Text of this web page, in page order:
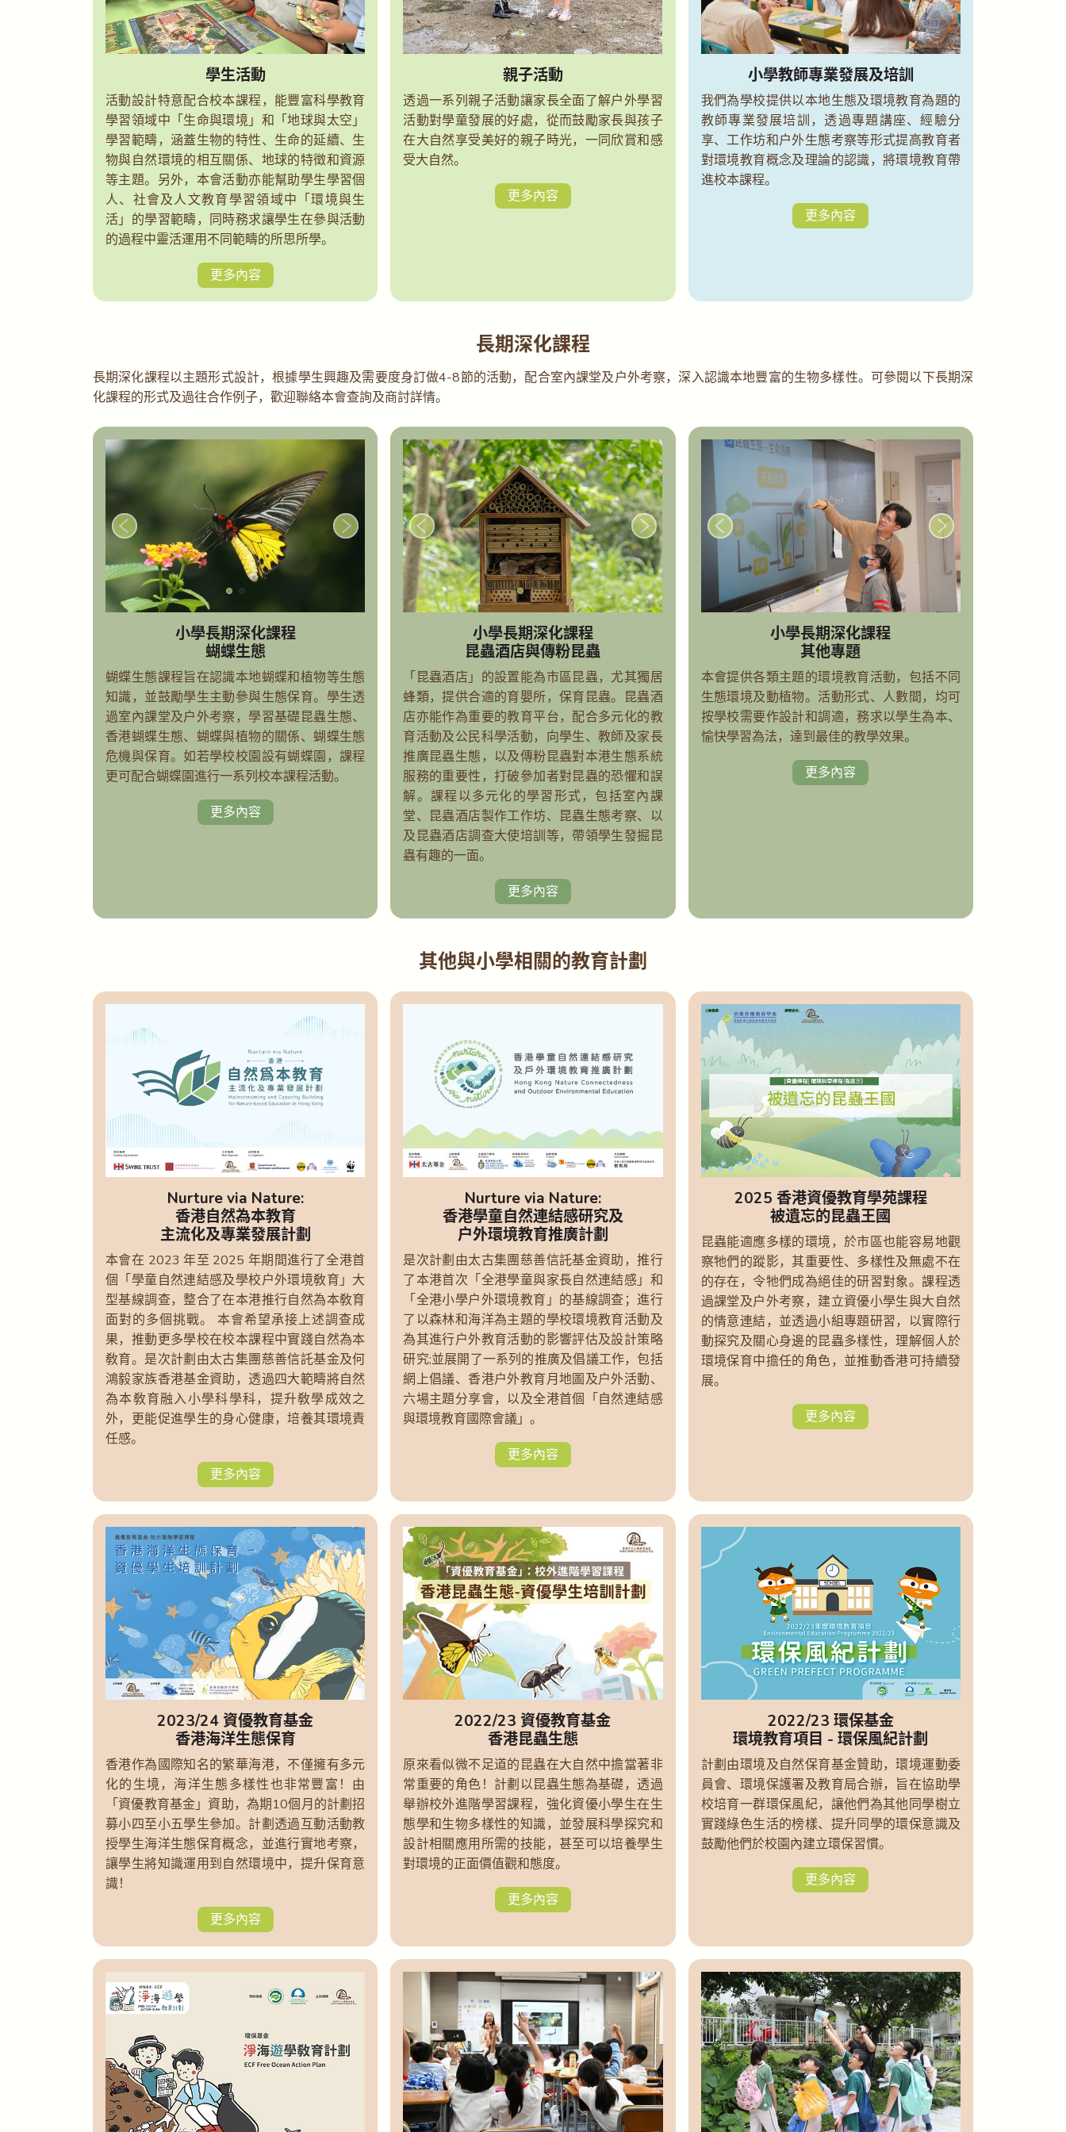
學生活動
活動設計特意配合校本課程，能豐富科學教育
學習領域中「生命與環境」和「地球與太空」
學習範疇，涵蓋生物的特性、生命的延續、生
物與自然環境的相互關係、地球的特徵和資源
等主題。另外，本會活動亦能幫助學生學習個
人、社會及人文教育學習領域中「環境與生
活」的學習範疇，同時務求讓學生在參與活動
的過程中靈活運用不同範疇的所思所學。
更多內容
親子活動
透過一系列親子活動讓家長全面了解戶外學習
活動對學童發展的好處，從而鼓勵家長與孩子
在大自然享受美好的親子時光，一同欣賞和感
受大自然。
更多內容
小學教師專業發展及培訓
我們為學校提供以本地生態及環境教育為題的
教師專業發展培訓，透過專題講座、經驗分
享、工作坊和戶外生態考察等形式提高教育者
對環境教育概念及理論的認識，將環境教育帶
進校本課程。
更多內容
長期深化課程
長期深化課程以主題形式設計，根據學生興趣及需要度身訂做4-8節的活動，配合室內課堂及戶外考察，深入認識本地豐富的生物多樣性。可參閱以下長期深
化課程的形式及過往合作例子，歡迎聯絡本會查詢及商討詳情。
小學長期深化課程
蝴蝶生態
蝴蝶生態課程旨在認識本地蝴蝶和植物等生態
知識，並鼓勵學生主動參與生態保育。學生透
過室內課堂及戶外考察，學習基礎昆蟲生態、
香港蝴蝶生態、蝴蝶與植物的關係、蝴蝶生態
危機與保育。如若學校校園設有蝴蝶園，課程
更可配合蝴蝶園進行一系列校本課程活動。
更多內容
小學長期深化課程
昆蟲酒店與傳粉昆蟲
「昆蟲酒店」的設置能為市區昆蟲，尤其獨居
蜂類，提供合適的育嬰所，保育昆蟲。昆蟲酒
店亦能作為重要的教育平台，配合多元化的教
育活動及公民科學活動，向學生、教師及家長
推廣昆蟲生態，以及傳粉昆蟲對本港生態系統
服務的重要性，打破參加者對昆蟲的恐懼和誤
解。課程以多元化的學習形式，包括室內課
堂、昆蟲酒店製作工作坊、昆蟲生態考察、以
及昆蟲酒店調查大使培訓等，帶領學生發掘昆
蟲有趣的一面。
更多內容
小學長期深化課程
其他專題
本會提供各類主題的環境教育活動，包括不同
生態環境及動植物。活動形式、人數間，均可
按學校需要作設計和調適，務求以學生為本、
愉快學習為法，達到最佳的教學效果。
更多內容
其他與小學相關的教育計劃
Nurture via Nature:
香港自然為本教育
主流化及專業發展計劃
本會在 2023 年至 2025 年期間進行了全港首
個「學童自然連結感及學校戶外環境敎育」大
型基線調查，整合了在本港推行自然為本敎育
面對的多個挑戰。 本會希望承接上述調查成
果，推動更多學校在校本課程中實踐自然為本
敎育。是次計劃由太古集團慈善信託基金及何
鴻毅家族香港基金資助，透過四大範疇將自然
為本敎育融入小學科學科，提升敎學成效之
外，更能促進學生的身心健康，培養其環境責
任感。
更多內容
Nurture via Nature:
香港學童自然連結感研究及
戶外環境教育推廣計劃
是次計劃由太古集團慈善信託基金資助，推行
了本港首次「全港學童與家長自然連結感」和
「全港小學戶外環境教育」的基線調查；進行
了以森林和海洋為主題的學校環境教育活動及
為其進行戶外教育活動的影響評估及設計策略
研究;並展開了一系列的推廣及倡議工作，包括
網上倡議、香港戶外教育月地圖及戶外活動、
六場主題分享會，以及全港首個「自然連結感
與環境教育國際會議」。
更多內容
2025 香港資優教育學苑課程
被遺忘的昆蟲王國
昆蟲能適應多樣的環境，於市區也能容易地觀
察牠們的蹤影，其重要性、多樣性及無處不在
的存在，令牠們成為絕佳的研習對象。課程透
過課堂及戶外考察，建立資優小學生與大自然
的情意連結，並透過小組專題研習，以實際行
動探究及關心身邊的昆蟲多樣性，理解個人於
環境保育中擔任的角色，並推動香港可持續發
展。
更多內容
2023/24 資優教育基金
香港海洋生態保育
香港作為國際知名的繁華海港，不僅擁有多元
化的生境，海洋生態多樣性也非常豐富！由
「資優教育基金」資助，為期10個月的計劃招
募小四至小五學生參加。計劃透過互動活動教
授學生海洋生態保育概念，並進行實地考察，
讓學生將知識運用到自然環境中，提升保育意
識！
更多內容
2022/23 資優教育基金
香港昆蟲生態
原來看似微不足道的昆蟲在大自然中擔當著非
常重要的角色！計劃以昆蟲生態為基礎，透過
舉辦校外進階學習課程，強化資優小學生在生
態學和生物多樣性的知識，並發展科學探究和
設計相關應用所需的技能，甚至可以培養學生
對環境的正面價值觀和態度。
更多內容
2022/23 環保基金
環境教育項目 - 環保風紀計劃
計劃由環境及自然保育基金贊助，環境運動委
員會、環境保護署及教育局合辦，旨在協助學
校培育一群環保風紀，讓他們為其他同學樹立
實踐綠色生活的榜樣、提升同學的環保意識及
鼓勵他們於校園內建立環保習慣。
更多內容